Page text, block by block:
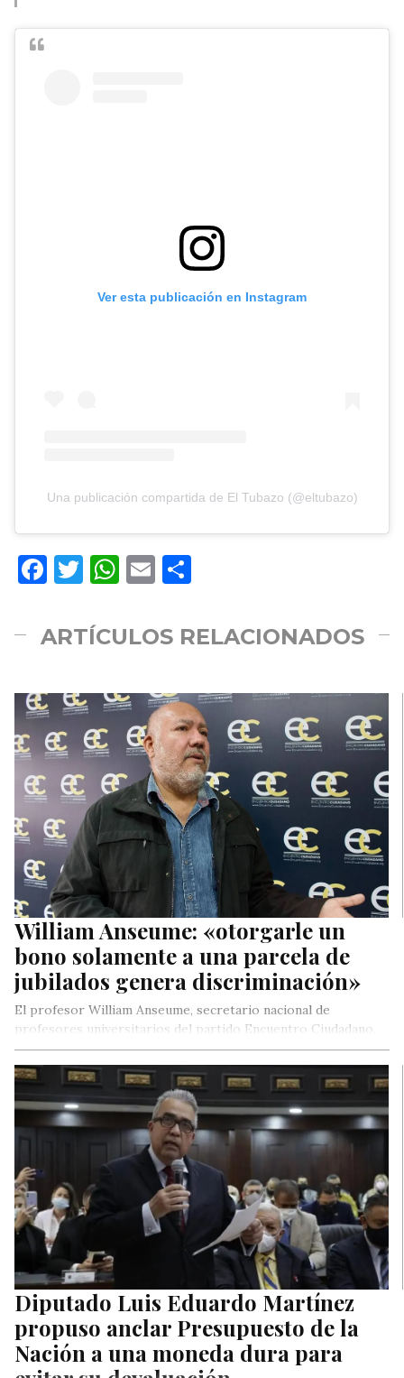
Ver esta publicación en Instagram
Una publicación compartida de El Tubazo (@eltubazo)
Facebook
Twitter
WhatsApp
Email
ARTÍCULOS RELACIONADOS
William Anseume: «otorgarle un
bono solamente a una parcela de
jubilados genera discriminación»
El profesor William Anseume, secretario nacional de
profesores universitarios del partido Encuentro Ciudadano,
respondió a los planteamientos de Nicolás Maduro…
Diputado Luis Eduardo Martínez
propuso anclar Presupuesto de la
Nación a una moneda dura para